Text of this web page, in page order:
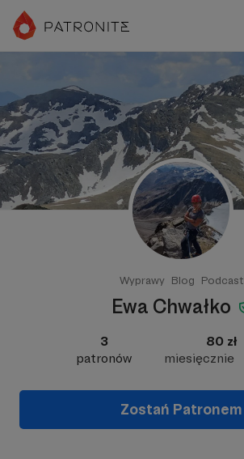
Wyprawy Blog Podcast
Ewa Chwałko
3
patronów
80 zł
miesięcznie
Zostań Patronem